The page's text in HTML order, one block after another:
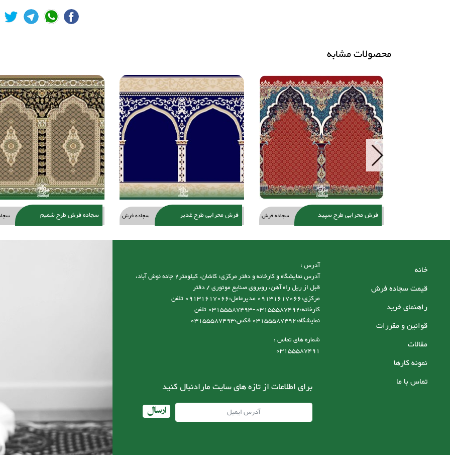
محصولات مشابه
سجاده فرش طرح شمیم سجاده فرش فرش محرابی طرح غدیر سجاده فرش فرش محرابی طرح سپید
Next
خانه
قیمت سجاده فرش
راهنمای خرید
قوانین و مقررات
مقالات
نمونه کارها
تماس با ما
آدرس :
آدرس نمایشگاه و کارخانه و دفتر مرکزی: کاشان، کیلومتر2 جاده نوش آباد،
قبل از ریل راه آهن، روبروی صنایع موتوری / دفتر
مرکزی:09131617066 مدیرعامل:09131617066 تلفن
کارخانه:03155587492-03155587493 تلفن
نمایشگاه:03155587492 فکس:03155587493
شماره های تماس :
03155587491
برای اطلاعات از تازه های سایت مارادنبال کنید
ارسال